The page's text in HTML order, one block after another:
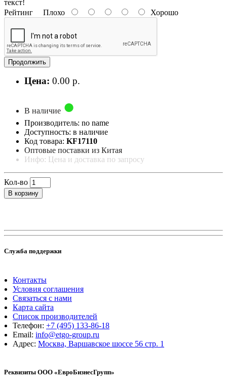
текст!
Рейтинг Плохо Хорошо
Продолжить
Цена: 0.00 р.
В наличие
Производитель: no name
Доступность: в наличие
Код товара: KF17110
Оптовые поставки из Китая
Инфо: Цена и доставка по запросу
Кол-во
В корзину
Служба поддержки
Контакты
Условия соглашения
Связаться с нами
Карта сайта
Список производителей
Телефон: +7 (495) 133-86-18
Email: info@etgo-group.ru
Адрес: Москва, Варшавское шоссе 56 стр. 1
Реквизиты ООО «ЕвроБизнесГрупп»